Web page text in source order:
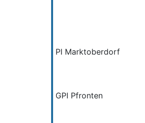
PI Marktoberdorf
GPI Pfronten